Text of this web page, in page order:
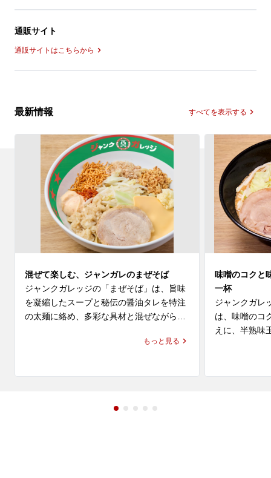
通販サイト
通販サイトはこちらから
最新情報 すべてを表示する
混ぜて楽しむ、ジャンガレのまぜそば
ジャンクガレッジの「まぜそば」は、旨味
を凝縮したスープと秘伝の醤油タレを特注
の太麺に絡め、多彩な具材と混ぜながら楽
クペッパーが利いた濃厚な後引く味わい
探している方、近くのラーメン屋やレスト
もっと見る
味噌のコクと
一杯
ジャンクガレ
は、味噌のコ
えに、半熟味